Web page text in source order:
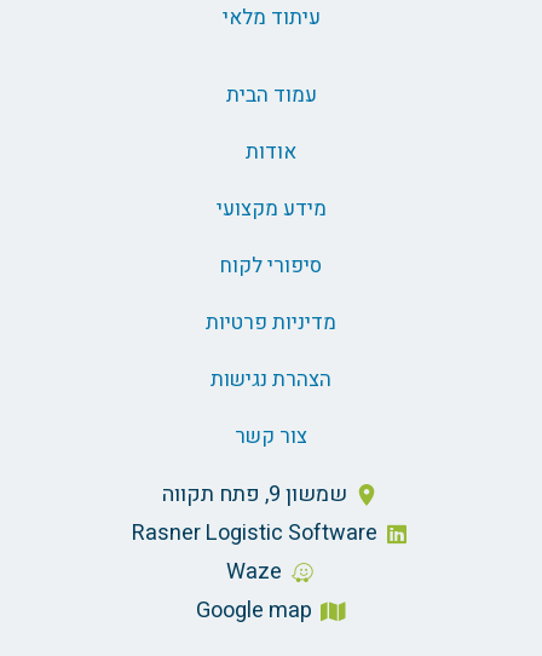
עיתוד מלאי
עמוד הבית
אודות
מידע מקצועי
סיפורי לקוח
מדיניות פרטיות
הצהרת נגישות
צור קשר
שמשון 9, פתח תקווה
Rasner Logistic Software
Waze
Google map